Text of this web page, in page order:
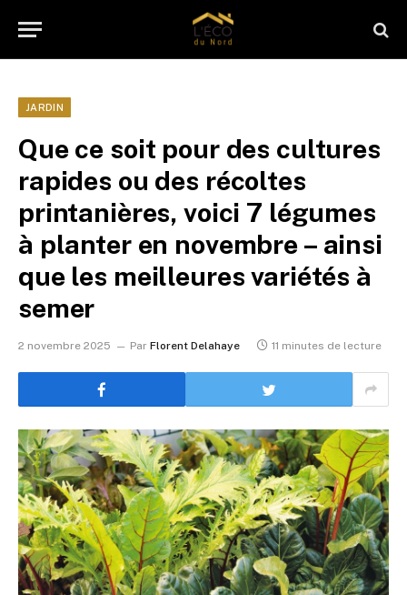
JARDIN
Que ce soit pour des cultures
rapides ou des récoltes
printanières, voici 7 légumes
à planter en novembre – ainsi
que les meilleures variétés à
semer
2 novembre 2025 Par Florent Delahaye 11 minutes de lecture